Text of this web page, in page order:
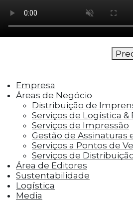
como os visitantes
cookies ajudam a
as métricas do número de
rejeição, origem do
funcionalidades, como
conteúdo do site em
media, coletar feedbacks
terceiros.
Cookies Marketing
Os cookies de marketing
entregar aos visitantes
personalizados com base
visitaram antes e analisar a
campanha publicitária.
Empresa
Áreas de Negócio
Distribuição de
Serviços de Logística &
Serviços de Impressão
Gestão de Assinaturas
Serviços a Pontos de
Serviços de
Área de Editores
Sustentabilidade
Logística
Media